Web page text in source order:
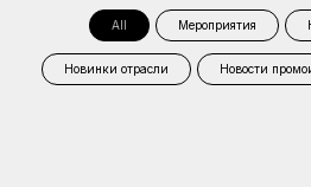
All Мероприятия
Новинки отрасли Новости